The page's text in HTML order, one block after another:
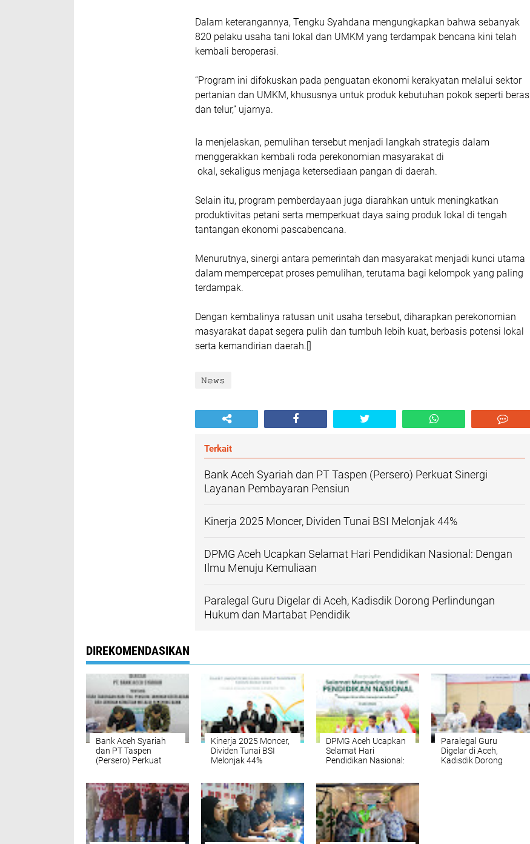
Dalam keterangannya, Tengku Syahdana mengungkapkan bahwa sebanyak
820 pelaku usaha tani lokal dan UMKM yang terdampak bencana kini telah
kembali beroperasi.
“Program ini difokuskan pada penguatan ekonomi kerakyatan melalui sektor
pertanian dan UMKM, khususnya untuk produk kebutuhan pokok seperti beras
dan telur,” ujarnya.
Ia menjelaskan, pemulihan tersebut menjadi langkah strategis dalam
menggerakkan kembali roda perekonomian masyarakat di
okal, sekaligus menjaga ketersediaan pangan di daerah.
Selain itu, program pemberdayaan juga diarahkan untuk meningkatkan
produktivitas petani serta memperkuat daya saing produk lokal di tengah
tantangan ekonomi pascabencana.
Menurutnya, sinergi antara pemerintah dan masyarakat menjadi kunci utama
dalam mempercepat proses pemulihan, terutama bagi kelompok yang paling
terdampak.
Dengan kembalinya ratusan unit usaha tersebut, diharapkan perekonomian
masyarakat dapat segera pulih dan tumbuh lebih kuat, berbasis potensi lokal
serta kemandirian daerah.[]
𝙽𝚎𝚠𝚜
Terkait
Bank Aceh Syariah dan PT Taspen (Persero) Perkuat Sinergi
Layanan Pembayaran Pensiun
Kinerja 2025 Moncer, Dividen Tunai BSI Melonjak 44%
DPMG Aceh Ucapkan Selamat Hari Pendidikan Nasional: Dengan
Ilmu Menuju Kemuliaan
Paralegal Guru Digelar di Aceh, Kadisdik Dorong Perlindungan
Hukum dan Martabat Pendidik
DIREKOMENDASIKAN
Bank Aceh Syariah
dan PT Taspen
(Persero) Perkuat
Kinerja 2025 Moncer,
Dividen Tunai BSI
Melonjak 44%
DPMG Aceh Ucapkan
Selamat Hari
Pendidikan Nasional:
Paralegal Guru
Digelar di Aceh,
Kadisdik Dorong